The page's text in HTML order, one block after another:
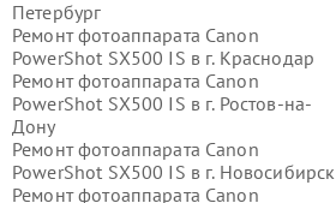
Петербург
Ремонт фотоаппарата Canon
PowerShot SX500 IS в г. Краснодар
Ремонт фотоаппарата Canon
PowerShot SX500 IS в г. Ростов-на-
Дону
Ремонт фотоаппарата Canon
PowerShot SX500 IS в г. Новосибирск
Ремонт фотоаппарата Canon